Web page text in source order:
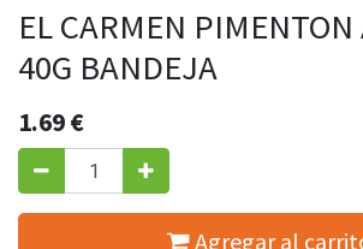
EL CARMEN
40G BANDEJA
1.69€
Agregar al